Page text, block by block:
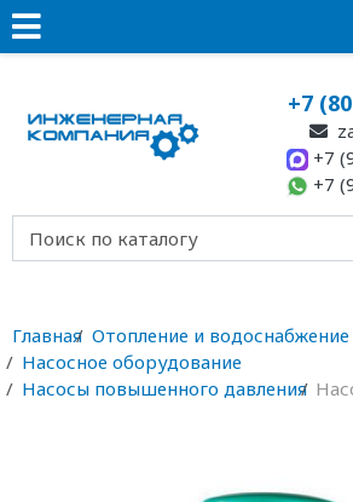
+7
+7
+7
Главная Отопление и водоснабжение
Насосное оборудование
Насосы повышенного давления